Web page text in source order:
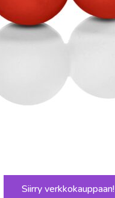
Siirry verkkokauppaan!